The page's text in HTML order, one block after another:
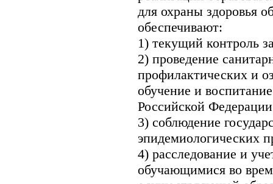
для охраны здоровья
обеспечивают:
1) текущий контроль
2) проведение
профилактических и
обучение и
Российской
3) соблюдение
эпидемиологических
4) расследование и
обучающимися во